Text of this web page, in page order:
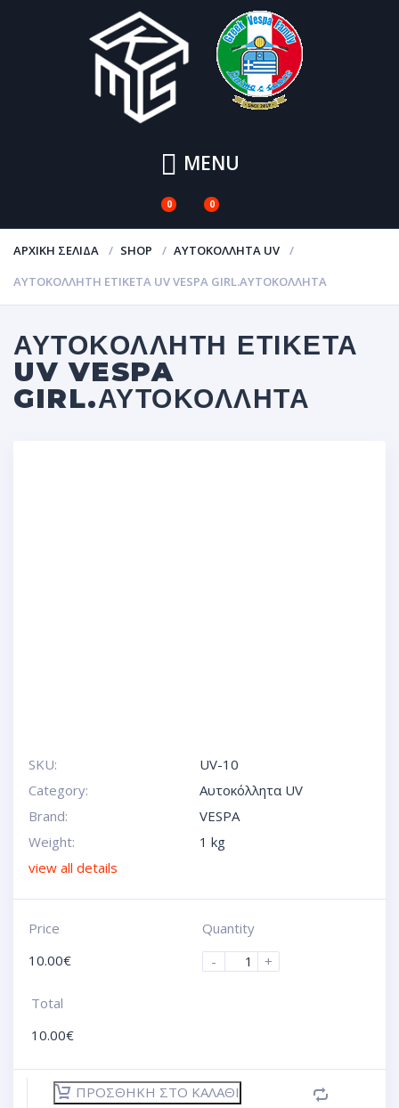
MENU
0 0
ΑΡΧΙΚΉ ΣΕΛΊΔΑ SHOP
ΑΥΤΟΚΌΛΛΗΤΑ UV
ΑΥΤΟΚΌΛΛΗΤΗ ΕΤΙΚΈΤΑ UV VESPA GIRL.ΑΥΤΟΚΌΛΛΗΤΑ
ΑΥΤΟΚΌΛΛΗΤΗ ΕΤΙΚΈΤΑ
UV VESPA
GIRL.ΑΥΤΟΚΌΛΛΗΤΑ
SKU:
UV-10
Category:
Αυτοκόλλητα UV
Brand:
VESPA
Weight:
1 kg
view all details
Price
10.00€
Quantity
-
+
Total
10.00€
ΠΡΟΣΘΉΚΗ ΣΤΟ ΚΑΛΆΘΙ